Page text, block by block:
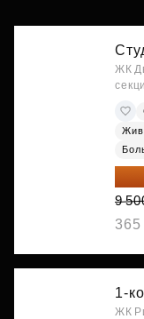
ЖК
9
365
1-
ЖК